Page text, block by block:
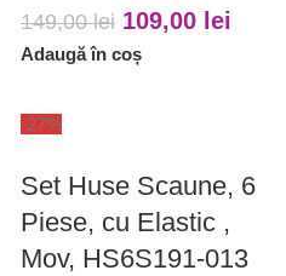
149,00lei 109,00 lei
Adaugă în coș
-27%
Set Huse Scaune, 6
Piese, cu Elastic ,
Mov, HS6S191-013